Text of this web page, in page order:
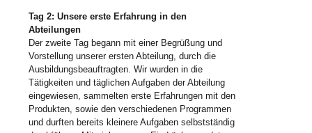
Tag 2: Unsere erste Erfahrung in den
Abteilungen
Der zweite Tag begann mit einer Begrüßung und
Vorstellung unserer ersten Abteilung, durch die
Ausbildungsbeauftragten. Wir wurden in die
Tätigkeiten und täglichen Aufgaben der Abteilung
eingewiesen, sammelten erste Erfahrungen mit den
Produkten, sowie den verschiedenen Programmen
und durften bereits kleinere Aufgaben selbstständig